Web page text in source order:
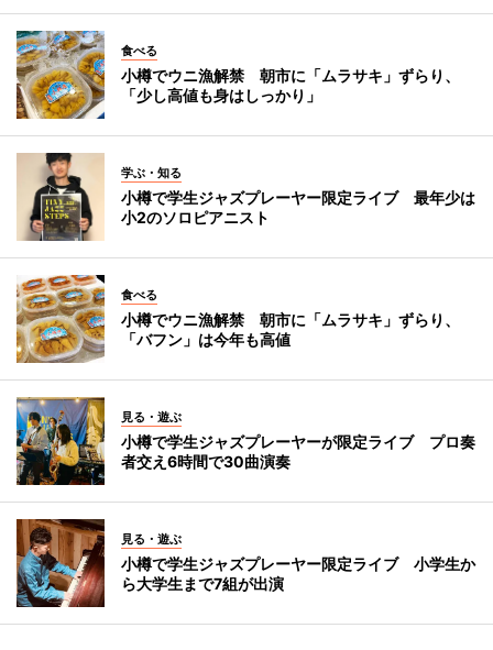
食べる
小樽でウニ漁解禁 朝市に「ムラサキ」ずらり、
「少し高値も身はしっかり」
学ぶ・知る
小樽で学生ジャズプレーヤー限定ライブ 最年少は
小2のソロピアニスト
食べる
小樽でウニ漁解禁 朝市に「ムラサキ」ずらり、
「バフン」は今年も高値
見る・遊ぶ
小樽で学生ジャズプレーヤーが限定ライブ プロ奏
者交え6時間で30曲演奏
見る・遊ぶ
小樽で学生ジャズプレーヤー限定ライブ 小学生か
ら大学生まで7組が出演